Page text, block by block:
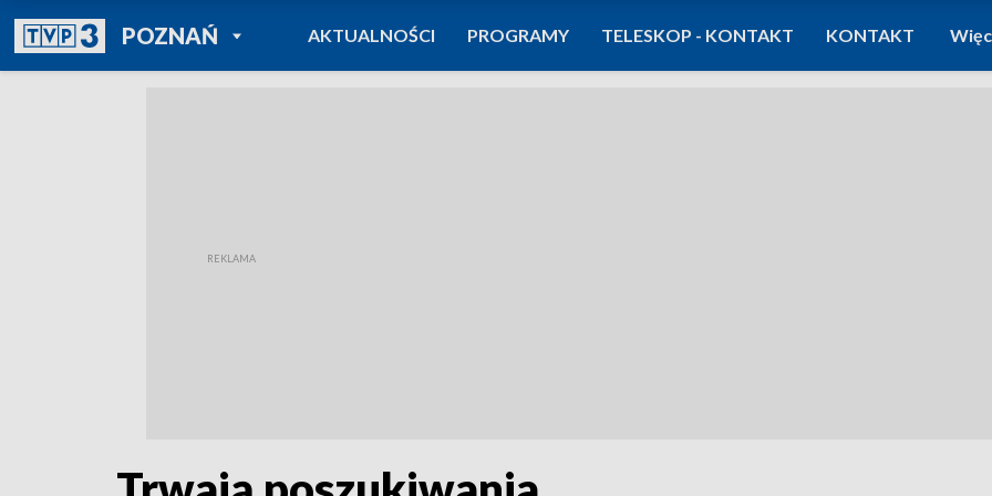
POZNAŃPOWRÓT DO
TVP REGIONY
AKTUALNOŚCI PROGRAMY TELESKOP - KONTAKT KONTAKT